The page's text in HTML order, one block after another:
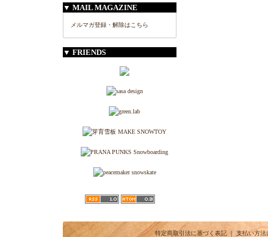
▼ MAIL MAGAZINE
メルマガ登録・解除はこちら
▼ FRIENDS
特定商取引法に基づく表記｜ 支払い方法